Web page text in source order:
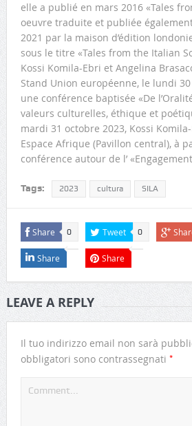
elle a publié en mars 2016 «Tales
oeuvre traduite et publiée
2021 par la maison d’édition
sous le titre «Tales from the Italian
Kossi Komila-Ebri et Angelina
Stand Union européenne, le lundi
une conférence baptisée «De
valeurs culturelles, éthique et
mardi 31 octobre 2023, Kossi
Espace Afrique (Pavillon central), à
conférence autour de l’
Tags: 2023 cultura SILA
Share 0 Tweet 0
Share Share
LEAVE A REPLY
Il tuo indirizzo email non sarà
obbligatori sono contrassegnati *